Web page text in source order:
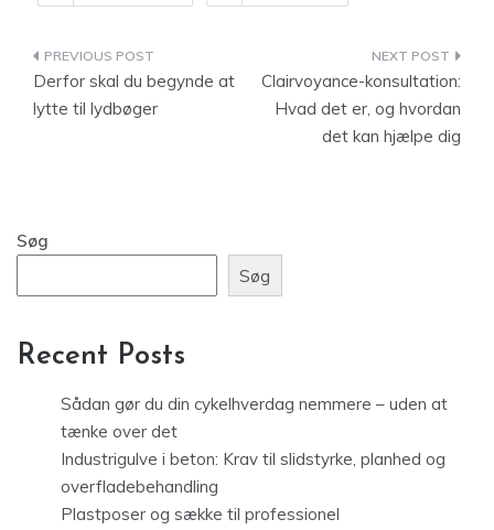
Indlægsnavigation
Derfor skal du begynde at
lytte til lydbøger
Clairvoyance-konsultation:
Hvad det er, og hvordan
det kan hjælpe dig
Søg
Søg
Recent Posts
Sådan gør du din cykelhverdag nemmere – uden at
tænke over det
Industrigulve i beton: Krav til slidstyrke, planhed og
overfladebehandling
Plastposer og sække til professionel